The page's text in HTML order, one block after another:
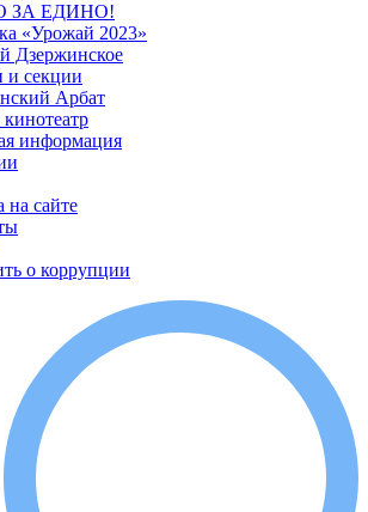
ЗА ЕДИНО!
«Урожай 2023»
Дзержинское
секции
Арбат
информация
на сайте
о коррупции